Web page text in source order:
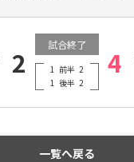
2
試合終了
1 前半 2
1 後半 2
4
一覧へ戻る